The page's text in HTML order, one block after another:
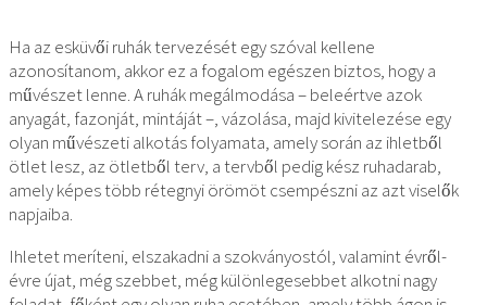
Ha az esküvői ruhák tervezését egy szóval kellene
azonosítanom, akkor ez a fogalom egészen biztos, hogy a
művészet lenne. A ruhák megálmodása – beleértve azok
anyagát, fazonját, mintáját –, vázolása, majd kivitelezése egy
olyan művészeti alkotás folyamata, amely során az ihletből
ötlet lesz, az ötletből terv, a tervből pedig kész ruhadarab,
amely képes több rétegnyi örömöt csempészni az azt viselők
napjaiba.
Ihletet meríteni, elszakadni a szokványostól, valamint évről-
évre újat, még szebbet, még különlegesebbet alkotni nagy